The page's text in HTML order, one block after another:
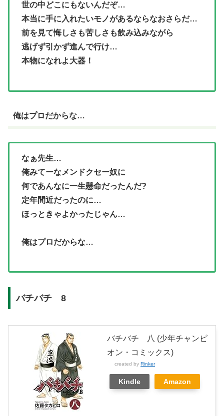
世の中どこにもないんだぞ…
本当に手に入れたいモノがあるならなおさらだ…
前を見て悔しさも苦しさも飲み込みながら
逃げず引かず進んで行け…
本物になれよ大器！
俺はプロだからな…
なぁ先生…
俺みてーなメンドクセー奴に
何であんなに一生懸命だったんだ?
定年間近だったのに…
ほっときゃよかったじゃん…
俺はプロだからな…
バチバチ 8
バチバチ 八 (少年チャンピ
オン・コミックス)
created by Rinker
Kindle Amazon